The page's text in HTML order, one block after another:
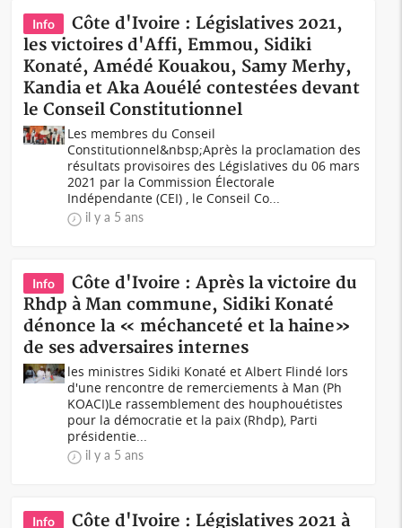
Info
Côte d'Ivoire : Législatives 2021,
les victoires d'Affi, Emmou, Sidiki
Konaté, Amédé Kouakou, Samy Merhy,
Kandia et Aka Aouélé contestées devant
le Conseil Constitutionnel
Les membres du Conseil
Constitutionnel&nbsp;Après la proclamation des
résultats provisoires des Législatives du 06 mars
2021 par la Commission Électorale
Indépendante (CEI) , le Conseil Co...
il y a 5 ans
Info
Côte d'Ivoire : Après la victoire du
Rhdp à Man commune, Sidiki Konaté
dénonce la « méchanceté et la haine»
de ses adversaires internes
les ministres Sidiki Konaté et Albert Flindé lors
d'une rencontre de remerciements à Man (Ph
KOACI)Le rassemblement des houphouétistes
pour la démocratie et la paix (Rhdp), Parti
présidentie...
il y a 5 ans
Info
Côte d'Ivoire : Législatives 2021 à